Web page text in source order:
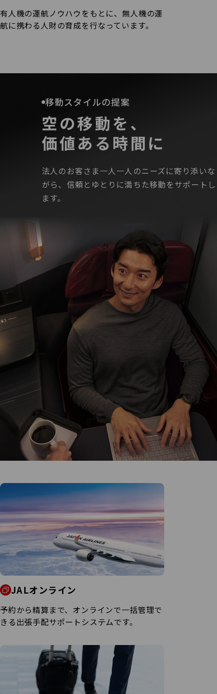
有人機の運航ノウハウをもとに、無人機の運
航に携わる人財の育成を行なっています。
移動スタイルの提案
空の移動を、
価値ある時間に
法人のお客さま一人一人のニーズに寄り添いな
がら、信頼とゆとり に満ちた移動をサポートし
ます。
JALオンライン
予約から精算まで、オンラインで一括管理で
きる出張手配サポートシステムです。